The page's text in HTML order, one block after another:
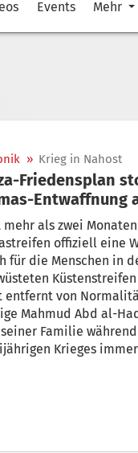
Events Mehr
» Krieg in Nahost
Friedensplan
Entwaffnung
mehr als zwei
offiziell eine
für die Menschen in
entfernt von
Mahmud Abd al-
Familie
Krieges